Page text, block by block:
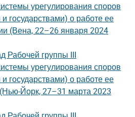
урегулирования споров
государствами) о работе ее
(Вена, 22–26 января 2024
Рабочей группы III
урегулирования споров
государствами) о работе ее
Йорк, 27–31 марта 2023